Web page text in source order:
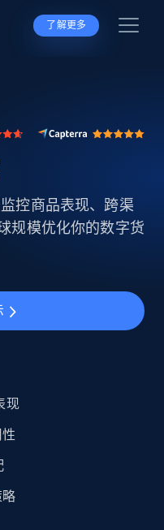
了解更多
控商品表现、跨渠
规模优化你的数字货
现